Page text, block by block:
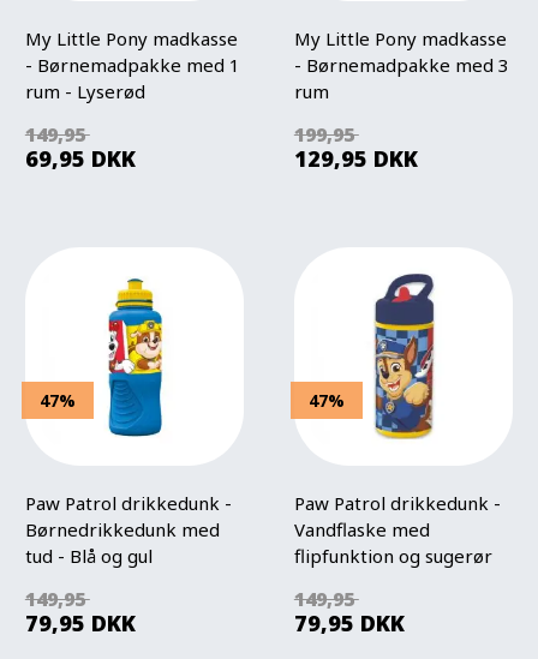
My Little Pony madkasse
- Børnemadpakke med 1
rum - Lyserød
149,95
69,95 DKK
My Little Pony madkasse
- Børnemadpakke med 3
rum
199,95
129,95 DKK
47%
Paw Patrol drikkedunk -
Børnedrikkedunk med
tud - Blå og gul
149,95
79,95 DKK
47%
Paw Patrol drikkedunk -
Vandflaske med
flipfunktion og sugerør
149,95
79,95 DKK